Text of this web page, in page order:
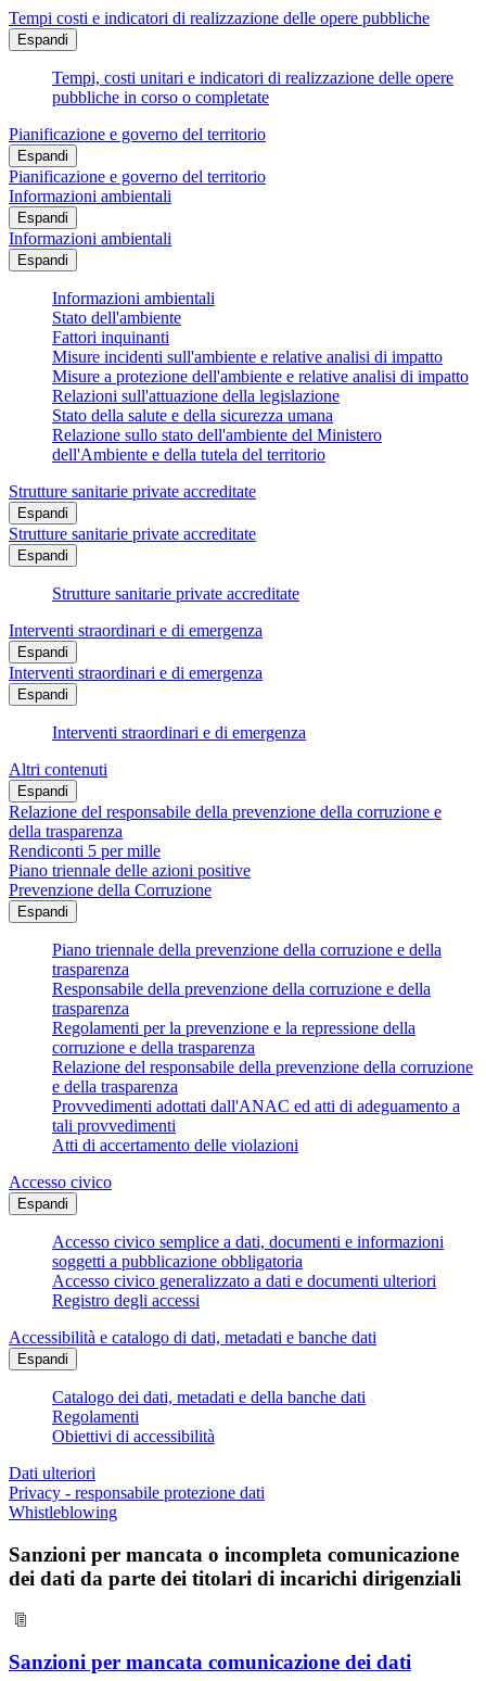
Tempi costi e indicatori di realizzazione delle opere pubbliche
Espandi
Tempi, costi unitari e indicatori di realizzazione delle opere
pubbliche in corso o completate
Pianificazione e governo del territorio
Espandi
Pianificazione e governo del territorio
Informazioni ambientali
Espandi
Informazioni ambientali
Espandi
Informazioni ambientali
Stato dell'ambiente
Fattori inquinanti
Misure incidenti sull'ambiente e relative analisi di impatto
Misure a protezione dell'ambiente e relative analisi di impatto
Relazioni sull'attuazione della legislazione
Stato della salute e della sicurezza umana
Relazione sullo stato dell'ambiente del Ministero
dell'Ambiente e della tutela del territorio
Strutture sanitarie private accreditate
Espandi
Strutture sanitarie private accreditate
Espandi
Strutture sanitarie private accreditate
Interventi straordinari e di emergenza
Espandi
Interventi straordinari e di emergenza
Espandi
Interventi straordinari e di emergenza
Altri contenuti
Espandi
Relazione del responsabile della prevenzione della corruzione e
della trasparenza
Rendiconti 5 per mille
Piano triennale delle azioni positive
Prevenzione della Corruzione
Espandi
Piano triennale della prevenzione della corruzione e della
trasparenza
Responsabile della prevenzione della corruzione e della
trasparenza
Regolamenti per la prevenzione e la repressione della
corruzione e della trasparenza
Relazione del responsabile della prevenzione della corruzione
e della trasparenza
Provvedimenti adottati dall'ANAC ed atti di adeguamento a
tali provvedimenti
Atti di accertamento delle violazioni
Accesso civico
Espandi
Accesso civico semplice a dati, documenti e informazioni
soggetti a pubblicazione obbligatoria
Accesso civico generalizzato a dati e documenti ulteriori
Registro degli accessi
Accessibilità e catalogo di dati, metadati e banche dati
Espandi
Catalogo dei dati, metadati e della banche dati
Regolamenti
Obiettivi di accessibilità
Dati ulteriori
Privacy - responsabile protezione dati
Whistleblowing
Sanzioni per mancata o incompleta comunicazione
dei dati da parte dei titolari di incarichi dirigenziali
Sanzioni per mancata comunicazione dei dati